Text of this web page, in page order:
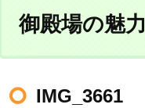
御殿場の魅力
IMG_3661